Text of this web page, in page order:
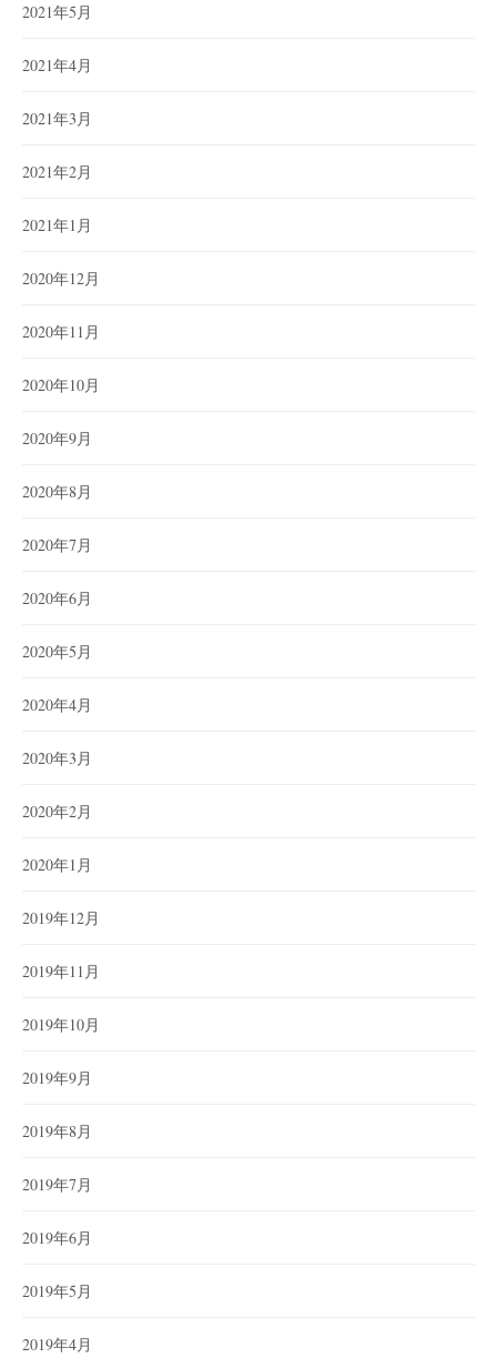
2021年5月
2021年4月
2021年3月
2021年2月
2021年1月
2020年12月
2020年11月
2020年10月
2020年9月
2020年8月
2020年7月
2020年6月
2020年5月
2020年4月
2020年3月
2020年2月
2020年1月
2019年12月
2019年11月
2019年10月
2019年9月
2019年8月
2019年7月
2019年6月
2019年5月
2019年4月